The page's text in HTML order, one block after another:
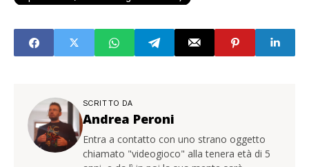
SCRITTO DA
Andrea Peroni
Entra a contatto con uno strano oggetto
chiamato "videogioco" alla tenera età di 5